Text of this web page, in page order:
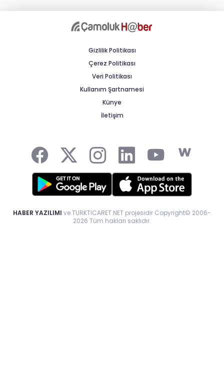
Gizlilik Politikası
Çerez Politikası
Veri Politikası
Kullanım Şartnamesi
Künye
İletişim
HABER YAZILIMI ve TURKTICARET.NET projesidir Copyright© 2006-
2026 Tüm hakları saklıdır.